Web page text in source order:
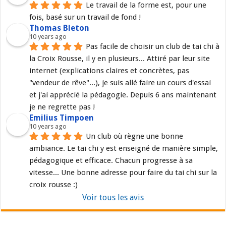
Le travail de la forme est, pour une
fois, basé sur un travail de fond !
Thomas Bleton
10 years ago
Pas facile de choisir un club de tai chi à
la Croix Rousse, il y en plusieurs... Attiré par leur site
internet (explications claires et concrètes, pas
"vendeur de rêve"...), je suis allé faire un cours d'essai
et j'ai apprécié la pédagogie. Depuis 6 ans maintenant
je ne regrette pas !
Emilius Timpoen
10 years ago
Un club où règne une bonne
ambiance. Le tai chi y est enseigné de manière simple,
pédagogique et efficace. Chacun progresse à sa
vitesse... Une bonne adresse pour faire du tai chi sur la
croix rousse :)
Voir tous les avis